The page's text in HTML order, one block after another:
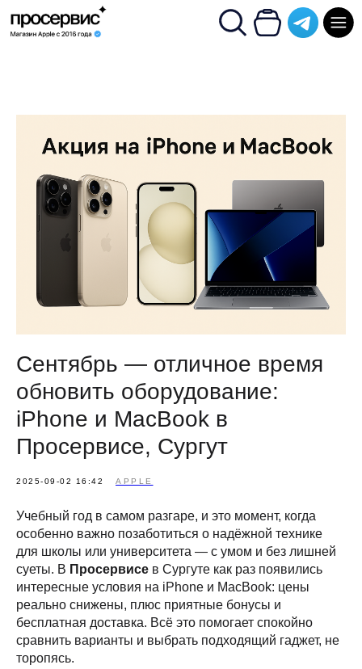
Сентябрь — отличное время
обновить оборудование:
iPhone и MacBook в
Просервисе, Сургут
2025-09-02 16:42 APPLE
Учебный год в самом разгаре, и это момент, когда
особенно важно позаботиться о надёжной технике
для школы или университета — с умом и без лишней
суеты. В Просервисе в Сургуте как раз появились
интересные условия на iPhone и MacBook: цены
реально снижены, плюс приятные бонусы и
бесплатная доставка. Всё это помогает спокойно
сравнить варианты и выбрать подходящий гаджет, не
торопясь.